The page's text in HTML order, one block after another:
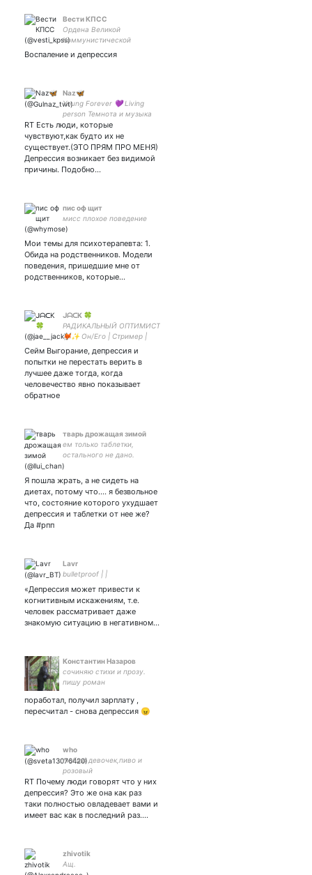
Вести КПСС
Ордена Великой
Коммунистической
Центрального Комитета
Воспаление и депрессия
Naz🦋
Young Forever 💜 Living
person Темнота и музыка
🌒
RT Есть люди, которые
чувствуют,как будто их не
существует.(ЭТО ПРЯМ ПРО МЕНЯ)
Депрессия возникает без видимой
причины. Подобно…
пис оф щит
мисс плохое поведение
Мои темы для психотерапевта: 1.
Обида на родственников. Модели
поведения, пришедшие мне от
родственников, которые…
ᒍᗩᑕK 🍀
РАДИКАЛЬНЫЙ ОПТИМИСТ
🦊✨ Он/Его | Стример |
озвучку | Профем |
Пансексуал | Небинарный,
ЛИЭ, ЭФЛВ, ПНВБ, Орк
Сейм Выгорание, депрессия и
попытки не перестать верить в
лучшее даже тогда, когда
человечество явно показывает
обратное
тварь дрожащая зимой
ем только таблетки,
остального не дано.
триггерное местечко.
интересуюсь творческими
штуками. мультифандом.
закрытка
Я пошла жрать, а не сидеть на
диетах, потому что.... я безвольное
что, состояние которого ухудшает
депрессия и таблетки от нее же?
Да #рпп
Lavr
bulletproof | |
«Депрессия может привести к
когнитивным искажениям, т.е.
человек рассматривает даже
знакомую ситуацию в негативном…
Константин Назаров
сочиняю стихи и прозу.
пишу роман
поработал, получил зарплату ,
пересчитал - снова депрессия 😠
who
люблю девочек,пиво и
розовый
RT Почему люди говорят что у них
депрессия? Это же она как раз
таки полностью овладевает вами и
имеет вас как в последний раз.…
zhivotik
Ащ.